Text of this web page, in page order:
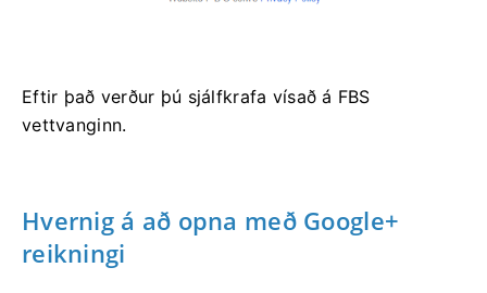
Eftir það verður þú sjálfkrafa vísað á FBS
vettvanginn.
Hvernig á að opna með Google+
reikningi